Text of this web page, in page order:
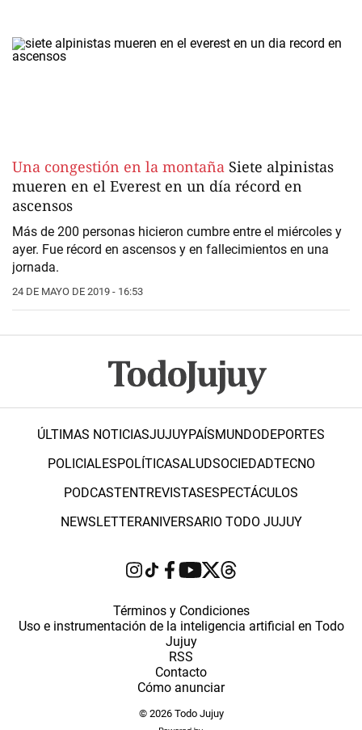
Una congestión en la montaña Siete alpinistas
mueren en el Everest en un día récord en
ascensos
Más de 200 personas hicieron cumbre entre el miércoles y
ayer. Fue récord en ascensos y en fallecimientos en una
jornada.
24 DE MAYO DE 2019 - 16:53
ÚLTIMAS NOTICIASJUJUYPAÍSMUNDODEPORTES
POLICIALESPOLÍTICASALUDSOCIEDADTECNO
PODCASTENTREVISTASESPECTÁCULOS
NEWSLETTERANIVERSARIO TODO JUJUY
Términos y Condiciones
Uso e instrumentación de la inteligencia artificial en Todo
Jujuy
RSS
Contacto
Cómo anunciar
© 2026 Todo Jujuy